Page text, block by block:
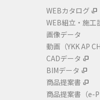
WEBカタログ
WEB組立・施工
画像データ
動画（YKK AP
CADデータ
BIMデータ
商品提案書
商品提案書 （